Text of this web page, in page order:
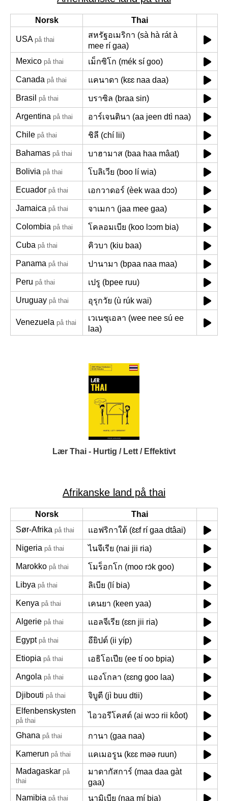
Norsk Thai
USA på thai
สหรัฐอเมริกา (sà hà rát à
mee rí gaa)
Mexico på thai เม็กซิโก (mék sí goo)
Canada på thai แคนาดา (kɛɛ naa daa)
Brasil på thai บราซิล (braa sin)
Argentina på thai อาร์เจนตินา (aa jeen dtì naa)
Chile på thai ชิลี (chí lii)
Bahamas på thai บาฮามาส (baa haa mâat)
Bolivia på thai โบลิเวีย (boo lí wia)
Ecuador på thai เอกวาดอร์ (èek waa dɔɔ)
Jamaica på thai จาเมกา (jaa mee gaa)
Colombia på thai โคลอมเบีย (koo lɔɔm bia)
Cuba på thai คิวบา (kiu baa)
Panama på thai ปานามา (bpaa naa maa)
Peru på thai เปรู (bpee ruu)
Uruguay på thai อุรุกวัย (ù rúk wai)
Venezuela på thai
เวเนซุเอลา (wee nee sú ee
laa)
Lær Thai - Hurtig / Lett / Effektivt
Afrikanske land på thai
Norsk
Thai
Sør-Afrika på thai แอฟริกาใต้ (ɛ̀ɛf rí gaa dtâai)
Nigeria på thai ไนจีเรีย (nai jii ria)
Marokko på thai โมร็อกโก (moo rɔ́k goo)
Libya på thai ลิเบีย (lí bia)
Kenya på thai เคนยา (keen yaa)
Algerie på thai แอลจีเรีย (ɛɛn jii ria)
Egypt på thai อียิปต์ (ii yíp)
Etiopia på thai เอธิโอเปีย (ee tí oo bpia)
Angola på thai แองโกลา (ɛɛng goo laa)
Djibouti på thai
จิบูตี (jì buu dtii)
Elfenbenskysten
på thai
ไอวอรีโคสต์ (ai wɔɔ rii kôot)
Ghana på thai กานา (gaa naa)
Kamerun på thai
แคเมอรูน (kɛɛ məə ruun)
Madagaskar på
thai
มาดากัสการ์ (maa daa gàt
gaa)
Namibia på thai นามิเบีย (naa mí bia)